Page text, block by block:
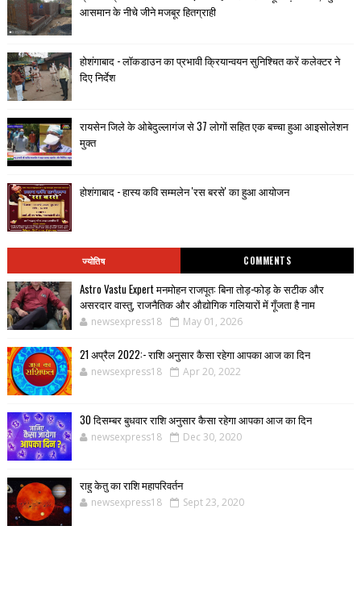
आसमान के नीचे जीने मजबूर हितग्राही
होशंगाबाद - लॉकडाउन का प्रभावी क्रियान्वयन सुनिश्चित करें कलेक्टर ने
दिए निर्देश
रायसेन जिले के ओबेदुल्लागंज से 37 लोगों सहित एक बच्चा हुआ आइसोलेशन
मुक्त
होशंगाबाद - हास्य कवि सम्मलेन 'रस बरसे' का हुआ आयोजन
ज्योतिष COMMENTS
Astro Vastu Expert मनमोहन राजपूत: बिना तोड़-फोड़ के सटीक और
असरदार वास्तु, राजनैतिक और औद्योगिक गलियारों में गूँजता है नाम
newsexpress18 May 01, 2026
21 अप्रैल 2022:- राशि अनुसार कैसा रहेगा आपका आज का दिन
newsexpress18 Apr 20, 2022
30 दिसम्बर बुधवार राशि अनुसार कैसा रहेगा आपका आज का दिन
newsexpress18 Dec 30, 2020
राहु केतु का राशि महापरिवर्तन
newsexpress18 Sept 23, 2020